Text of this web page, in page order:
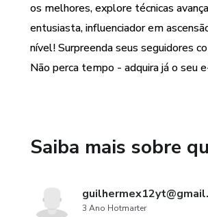
os melhores, explore técnicas
entusiasta, influenciador em
nível! Surpreenda seus seguidores
Não perca tempo - adquira já o seu
Saiba mais sobre
3 Ano Hotmarter